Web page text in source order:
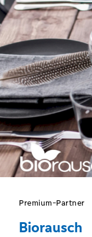
Premium-Partner
Biorausch